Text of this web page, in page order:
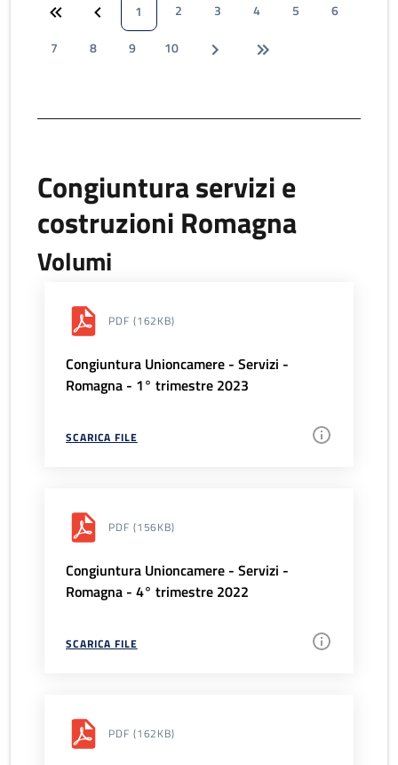
1 2 3 4 5
6
7
8 9 10
Congiuntura servizi e
costruzioni Romagna
Volumi
PDF (162KB)
Congiuntura Unioncamere - Servizi -
Romagna - 1° trimestre 2023
SCARICA FILE
PDF (156KB)
Congiuntura Unioncamere - Servizi -
Romagna - 4° trimestre 2022
SCARICA FILE
PDF (162KB)